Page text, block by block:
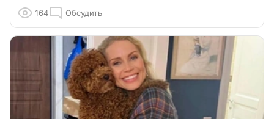
164 Обсудить